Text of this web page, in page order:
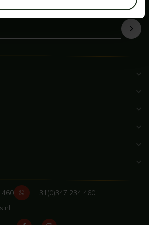
460
+31(0)347 234 460